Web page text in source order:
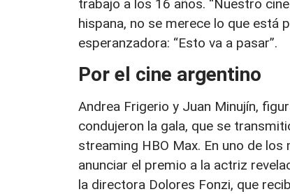
trabajo a los 16 años. “Nuestro
hispana, no se merece lo que está
esperanzadora: “Esto va a pasar”.
Por el cine argentino
Andrea Frigerio y Juan Minujín,
condujeron la gala, que se
streaming HBO Max. En uno de
anunciar el premio a la actriz
la directora Dolores Fonzi, que